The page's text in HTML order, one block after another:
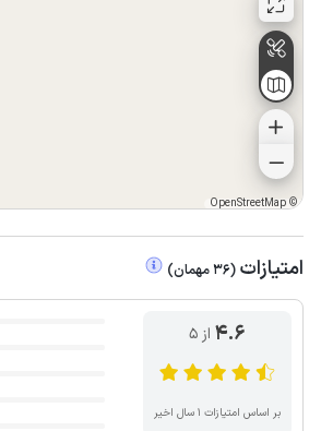
©
OpenStreetMap
امتیازات (
36مهمان)
4.6 از ۵
بر اساس امتیازات ۱ سال اخیر